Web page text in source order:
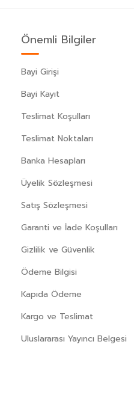
Önemli Bilgiler
Bayi Girişi
Bayi Kayıt
Teslimat Koşulları
Teslimat Noktaları
Banka Hesapları
Üyelik Sözleşmesi
Satış Sözleşmesi
Garanti ve İade Koşulları
Gizlilik ve Güvenlik
Ödeme Bilgisi
Kapıda Ödeme
Kargo ve Teslimat
Uluslararası Yayıncı Belgesi